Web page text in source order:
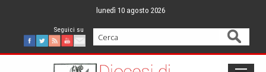
content
lunedì 10 agosto 2026
Facebook
Twitter
FeedYoutube
Mail
Cerca